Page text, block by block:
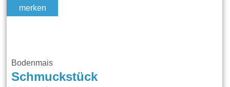
merken
Bodenmais
Schmuckstück